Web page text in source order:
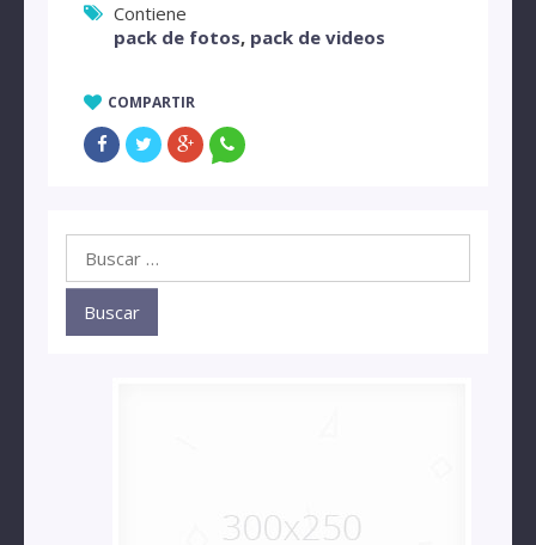
Contiene
pack de fotos, pack de videos
COMPARTIR